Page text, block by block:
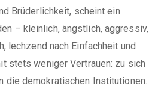
Brüderlichkeit, scheint ein
– kleinlich, ängstlich, aggressiv,
lechzend nach Einfachheit und
stets weniger Vertrauen: zu sich
die demokratischen Institutionen.